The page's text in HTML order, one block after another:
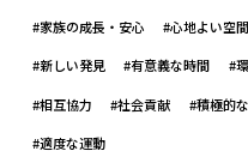
#家族の成長・安心 #心地よい空間
#新しい発見 #有意義な時間 #
#相互協力 #社会貢献 #積極的
#適度な運動